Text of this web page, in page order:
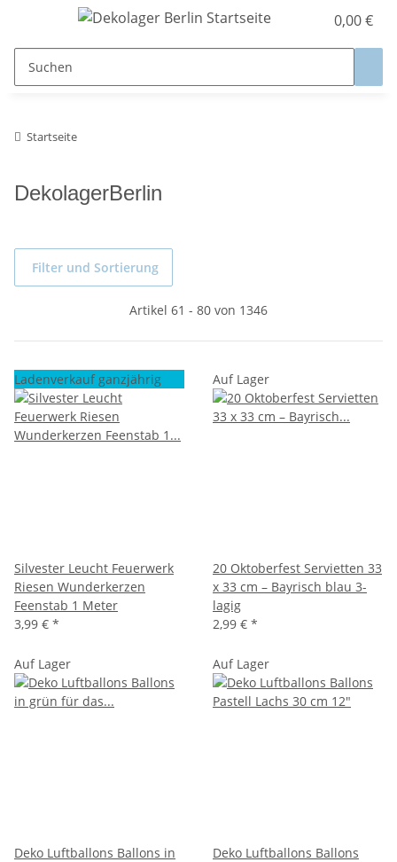
0,00 €
Startseite
DekolagerBerlin
Filter und Sortierung
Artikel 61 - 80 von 1346
Ladenverkauf ganzjährig
Silvester Leucht Feuerwerk
Riesen Wunderkerzen
Feenstab 1 Meter
3,99 € *
Auf Lager
20 Oktoberfest Servietten 33
x 33 cm – Bayrisch blau 3-
lagig
2,99 € *
Auf Lager
Deko Luftballons Ballons in
Auf Lager
Deko Luftballons Ballons